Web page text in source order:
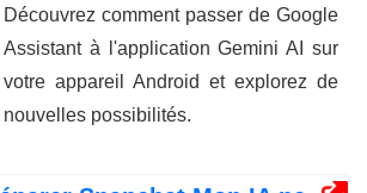
Découvrez comment passer de Google
Assistant à l'application Gemini AI sur
votre appareil Android et explorez de
nouvelles possibilités.